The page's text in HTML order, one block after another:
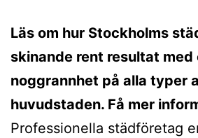
Läs om hur Stockholms
skinande rent resultat
noggrannhet på alla typer
huvudstaden. Få mer
Professionella städföretag